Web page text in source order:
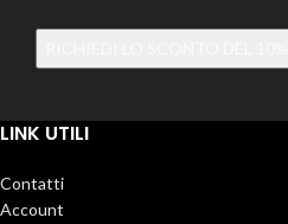
LINK UTILI
Contatti
Account